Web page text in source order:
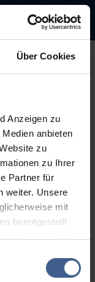
Über Cookies
Anzeigen zu
anbieten
zu
zu Ihrer
Partner für
weiter. Unsere
mit
bereitgestellt
Seite ist
defekt oder die